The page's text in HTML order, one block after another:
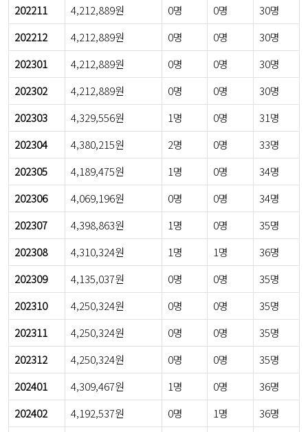
202211 4,212,889원 0명 0명
30명
202212
4,212,889원 0명 0명
30명
202301
4,212,889원 0명 0명
30명
202302
4,212,889원 0명 0명
30명
202303
4,329,556원 1명 0명
31명
202304
4,380,215원 2명 0명
33명
202305
4,189,475원 1명 0명
34명
202306
4,069,196원 0명 0명
34명
202307
4,398,863원 1명 0명
35명
202308
4,310,324원 1명 1명
36명
202309
4,135,037원 0명 0명
35명
202310
4,250,324원 0명 0명
35명
202311
4,250,324원 0명 0명
35명
202312
4,250,324원 0명 0명
35명
202401
4,309,467원 1명 0명
36명
202402
4,192,537원 0명 1명
36명